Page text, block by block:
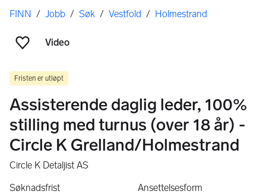
Her er du
FINN / Jobb / Søk / Vestfold / Holmestrand
Legg til som favoritt
Video
Fristen er utløpt
Assisterende daglig leder, 100%
stilling med turnus (over 18 år) -
Circle K Grelland/Holmestrand
Circle K Detaljist AS
Søknadsfrist
Ansettelsesform